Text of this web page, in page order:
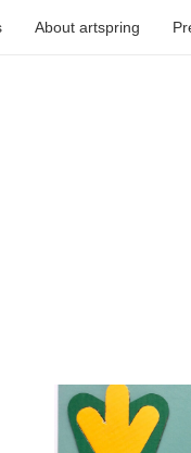
About artspring